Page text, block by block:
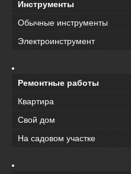
Инструменты
Обычные инструменты
Электроинструмент
Ремонтные работы
Квартира
Свой дом
На садовом участке